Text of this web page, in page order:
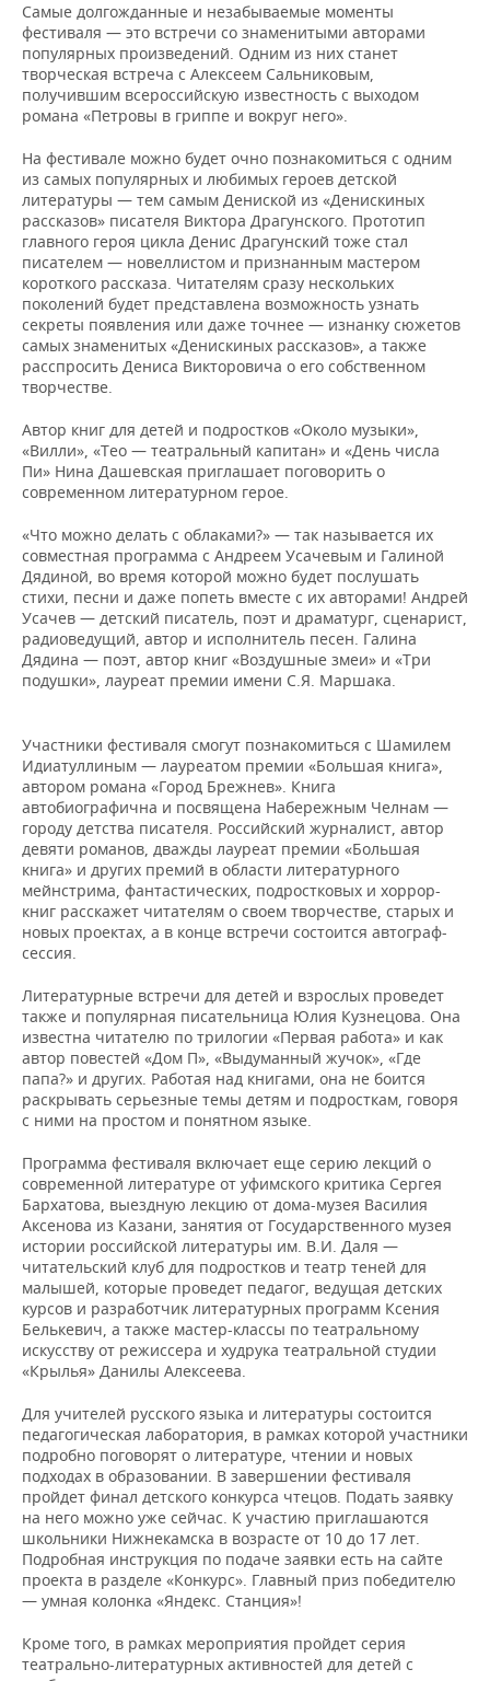
Самые долгожданные и незабываемые моменты
фестиваля — это встречи со знаменитыми авторами
популярных произведений. Одним из них станет
творческая встреча с Алексеем Сальниковым,
получившим всероссийскую известность с выходом
романа «Петровы в гриппе и вокруг него».
На фестивале можно будет очно познакомиться с одним
из самых популярных и любимых героев детской
литературы — тем самым Дениской из «Денискиных
рассказов» писателя Виктора Драгунского. Прототип
главного героя цикла Денис Драгунский тоже стал
писателем — новеллистом и признанным мастером
короткого рассказа. Читателям сразу нескольких
поколений будет представлена возможность узнать
секреты появления или даже точнее — изнанку сюжетов
самых знаменитых «Денискиных рассказов», а также
расспросить Дениса Викторовича о его собственном
творчестве.
Автор книг для детей и подростков «Около музыки»,
«Вилли», «Тео — театральный капитан» и «День числа
Пи» Нина Дашевская приглашает поговорить о
современном литературном герое.
«Что можно делать с облаками?» — так называется их
совместная программа с Андреем Усачевым и Галиной
Дядиной, во время которой можно будет послушать
стихи, песни и даже попеть вместе с их авторами! Андрей
Усачев — детский писатель, поэт и драматург, сценарист,
радиоведущий, автор и исполнитель песен. Галина
Дядина — поэт, автор книг «Воздушные змеи» и «Три
подушки», лауреат премии имени С.Я. Маршака.
Участники фестиваля смогут познакомиться с Шамилем
Идиатуллиным — лауреатом премии «Большая книга»,
автором романа «Город Брежнев». Книга
автобиографична и посвящена Набережным Челнам —
городу детства писателя. Российский журналист, автор
девяти романов, дважды лауреат премии «Большая
книга» и других премий в области литературного
мейнстрима, фантастических, подростковых и хоррор-
книг расскажет читателям о своем творчестве, старых и
новых проектах, а в конце встречи состоится автограф-
сессия.
Литературные встречи для детей и взрослых проведет
также и популярная писательница Юлия Кузнецова. Она
известна читателю по трилогии «Первая работа» и как
автор повестей «Дом П», «Выдуманный жучок», «Где
папа?» и других. Работая над книгами, она не боится
раскрывать серьезные темы детям и подросткам, говоря
с ними на простом и понятном языке.
Программа фестиваля включает еще серию лекций о
современной литературе от уфимского критика Сергея
Бархатова, выездную лекцию от дома-музея Василия
Аксенова из Казани, занятия от Государственного музея
истории российской литературы им. В.И. Даля —
читательский клуб для подростков и театр теней для
малышей, которые проведет педагог, ведущая детских
курсов и разработчик литературных программ Ксения
Белькевич, а также мастер-классы по театральному
искусству от режиссера и худрука театральной студии
«Крылья» Данилы Алексеева.
Для учителей русского языка и литературы состоится
педагогическая лаборатория, в рамках которой участники
подробно поговорят о литературе, чтении и новых
подходах в образовании. В завершении фестиваля
пройдет финал детского конкурса чтецов. Подать заявку
на него можно уже сейчас. К участию приглашаются
школьники Нижнекамска в возрасте от 10 до 17 лет.
Подробная инструкция по подаче заявки есть на сайте
проекта в разделе «Конкурс». Главный приз победителю
— умная колонка «Яндекс. Станция»!
Кроме того, в рамках мероприятия пройдет серия
театрально-литературных активностей для детей с